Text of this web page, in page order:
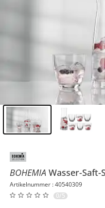
BOHEMIA Wasser-Saft-
Artikelnummer : 40540309
0/5